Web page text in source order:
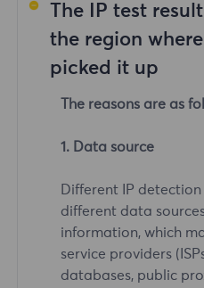
The IP test
the region
picked it up
The reasons are as
1. Data source
Different IP
different data
information, which
service providers
databases, public